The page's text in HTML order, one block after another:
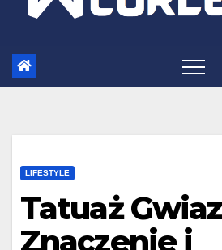
LIFESTYLE
Tatuaż
Znaczenie i